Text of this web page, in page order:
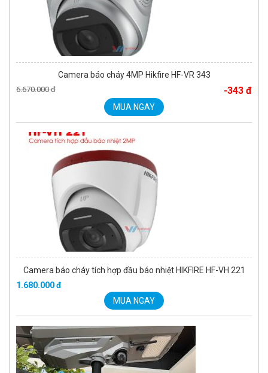
Camera báo cháy 4MP Hikfire HF-VR 343
6.670.000 đ -343 đ
MUA NGAY
Camera báo cháy tích hợp đầu báo nhiệt HIKFIRE HF-VH 221
1.680.000 đ
MUA NGAY